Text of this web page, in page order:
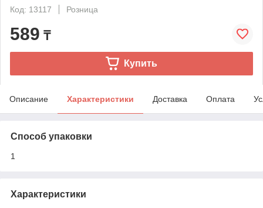
Код: 13117
Розница
589 ₸
Купить
Описание Характеристики Доставка Оплата
Способ упаковки
1
Характеристики